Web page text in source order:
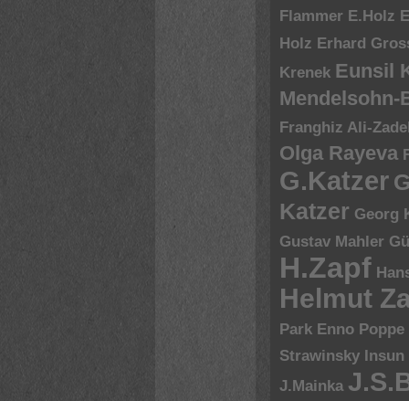
Flammer E.Holz
Holz Erhard
Krenek Eunsil
Mendelsohn-
Franghiz Ali-
Olga Rayeva
G.Katzer
Katzer Georg
Gustav Mahler
H.Zapf
Helmut
Park Enno Poppe
Strawinsky
J.Mainka